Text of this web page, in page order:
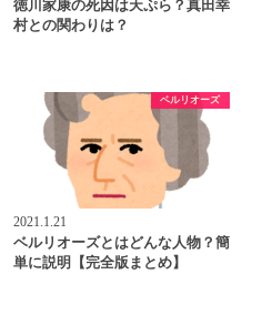
徳川家康の死因は天ぷら？真田幸
村との関わりは？
ベルリオーズ
2021.1.21
ベルリオーズとはどんな人物？簡
単に説明【完全版まとめ】